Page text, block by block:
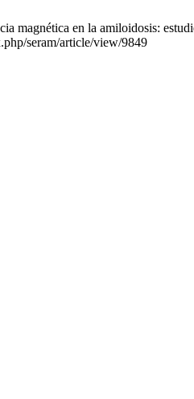
en la amiloidosis:
seram/article/view/9849